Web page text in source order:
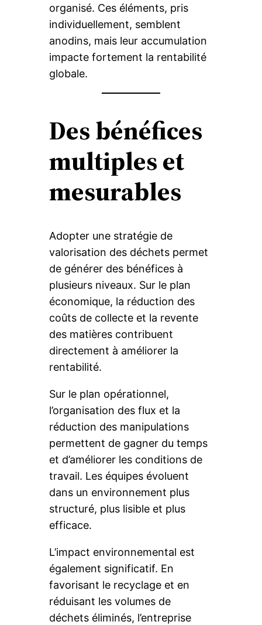
organisé. Ces éléments, pris
individuellement, semblent
anodins, mais leur accumulation
impacte fortement la rentabilité
globale.
Des bénéfices
multiples et
mesurables
Adopter une stratégie de
valorisation des déchets permet
de générer des bénéfices à
plusieurs niveaux. Sur le plan
économique, la réduction des
coûts de collecte et la revente
des matières contribuent
directement à améliorer la
rentabilité.
Sur le plan opérationnel,
l’organisation des flux et la
réduction des manipulations
permettent de gagner du temps
et d’améliorer les conditions de
travail. Les équipes évoluent
dans un environnement plus
structuré, plus lisible et plus
efficace.
L’impact environnemental est
également significatif. En
favorisant le recyclage et en
réduisant les volumes de
déchets éliminés, l’entreprise